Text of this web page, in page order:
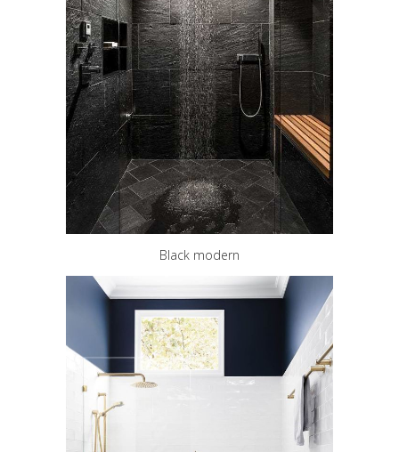
Black modern